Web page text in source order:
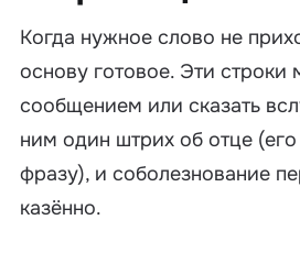
Когда нужное слово не
основу готовое. Эти строки
сообщением или сказать
ним один штрих об отце
фразу), и соболезнование
казённо.